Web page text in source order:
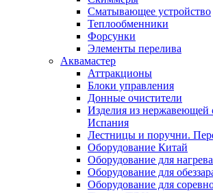
Сматывающее устройство
Теплообменники
Форсунки
Элементы перелива
Аквамастер
Аттракционы
Блоки управления
Донные очистители
Изделия из нержавеющей
Испания
Лестницы и поручни.
Оборудование Китай
Оборудование для
Оборудование для
Оборудование для